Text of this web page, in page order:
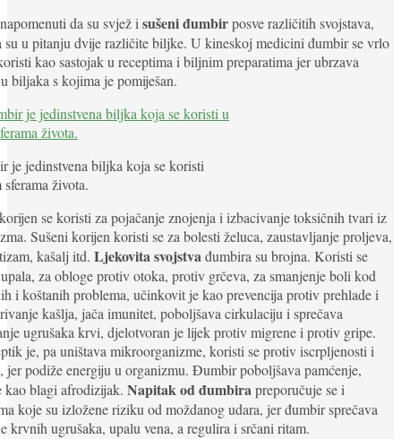
da su svjež isušeni đumbirposve različitih svojstava,
su u pitanju dvije različite biljke. U kineskoj medicini đumbir se vrlo
kao sastojak u receptima i biljnim preparatima jer ubrzava
biljaka s kojima je pomiješan.
je jedinstvena biljka koja se koristi
života.
se koristi za pojačanje znojenja i izbacivanje toksičnih tvari iz
Sušeni korijen koristi se za bolesti želuca, zaustavljanje proljeva,
kašalj itd. Ljekovita svojstvađumbira su brojna. Koristi se
za obloge protiv otoka, protiv grčeva, za smanjenje boli kod
i koštanih problema, učinkovit je kao prevencija protiv prehlade i
kašlja, jača imunitet, poboljšava cirkulaciju i sprečava
ugrušaka krvi, djelotvoran je lijek protiv migrene i protiv gripe.
je, pa uništava mikroorganizme, koristi se protiv iscrpljenosti i
jer podiže energiju u organizmu. Đumbir poboljšava pamćenje,
kao blagi afrodizijak. Napitak od đumbirapreporučuje se i
koje su izložene riziku od moždanog udara, jer đumbir sprečava
krvnih ugrušaka, upalu vena, a regulira i srčani ritam.